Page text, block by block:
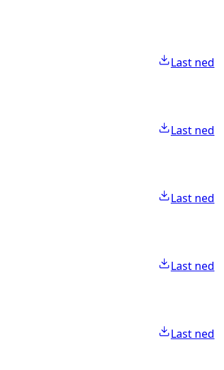
Last ned
Last ned
Last ned
Last ned
Last ned